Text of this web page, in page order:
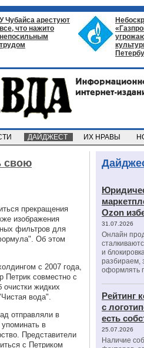
У Чубайса арестуют
все, что нажито
непосильным
трудом
ДАЙДЖЕСТ ИХ НРАВЫ
свою
прекращения
изображения
фильтров для
Об этом
с 2007 года,
Петрик совместно с
очистки жидких
вода".
отправляли в
в
Представители
с Петриком
Ozon
31.07.2026
Онлайн
и
разбираем,
оформлять
Рейтинг
с
есть
25.07.2026
Наличие